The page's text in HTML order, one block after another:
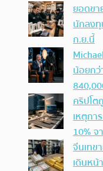
ยอดขา
นักลงทุ
ก.ย.นี้
น้อยกว่
คริปโต
เหตุกา
10%
จีนเทข
เดินหน้